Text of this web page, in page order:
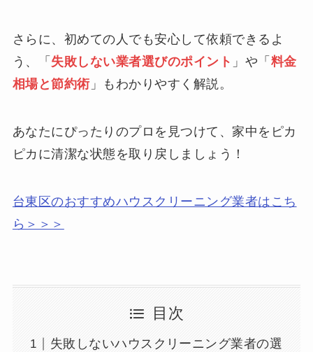
さらに、初めての人でも安心して依頼できるよ
う、「 失敗しない業者選びのポイント 」や「 料金
相場と節約術 」もわかりやすく解説。
あなたにぴったりのプロを見つけて、家中をピカ
ピカに清潔な状態を取り戻しましょう！
台東区のおすすめハウスクリーニング業者はこち
ら＞＞＞
目次
失敗しないハウスクリーニング業者の選